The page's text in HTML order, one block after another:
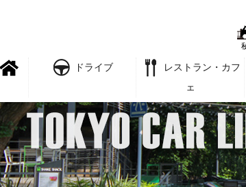
ドライブ
レストラン・カフ
ェ